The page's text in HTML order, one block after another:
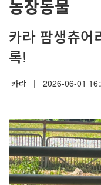
농장동물
카라 팜생츄어
록!
카라 | 2026-06-01